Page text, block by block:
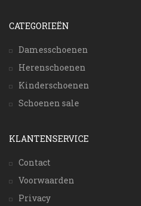
CATEGORIEËN
Damesschoenen
Herenschoenen
Kinderschoenen
Schoenen sale
KLANTENSERVICE
Contact
Voorwaarden
Privacy